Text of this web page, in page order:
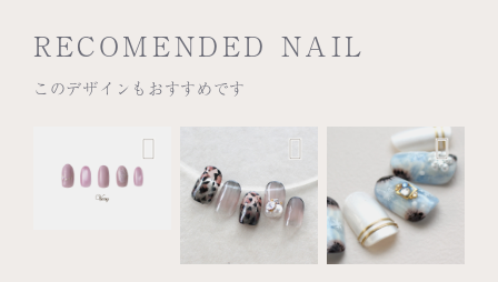
RECOMENDED NAIL
このデザインもおすすめです